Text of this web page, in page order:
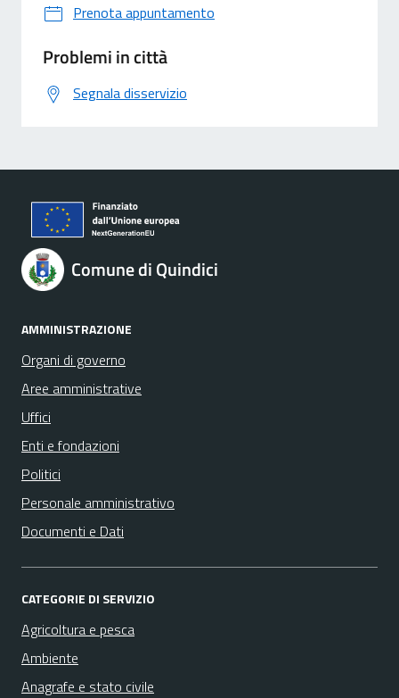
Prenota appuntamento
Problemi in città
Segnala disservizio
Comune di Quindici
AMMINISTRAZIONE
Organi di governo
Aree amministrative
Uffici
Enti e fondazioni
Politici
Personale amministrativo
Documenti e Dati
CATEGORIE DI SERVIZIO
Agricoltura e pesca
Ambiente
Anagrafe e stato civile